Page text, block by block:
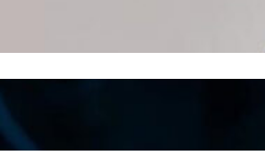
Kepribadian